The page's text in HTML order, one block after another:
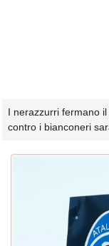
I nerazzurri fermano
contro i bianconeri